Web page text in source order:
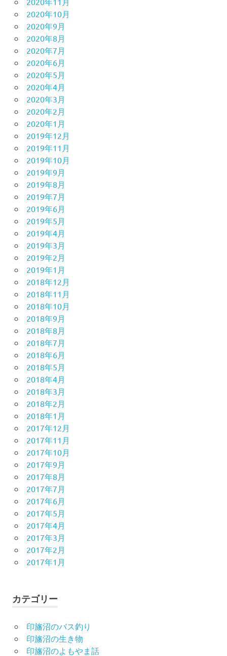
2020年10月
2020年9月
2020年8月
2020年7月
2020年6月
2020年5月
2020年4月
2020年3月
2020年2月
2020年1月
2019年12月
2019年11月
2019年10月
2019年9月
2019年8月
2019年7月
2019年6月
2019年5月
2019年4月
2019年3月
2019年2月
2019年1月
2018年12月
2018年11月
2018年10月
2018年9月
2018年8月
2018年7月
2018年6月
2018年5月
2018年4月
2018年3月
2018年2月
2018年1月
2017年12月
2017年11月
2017年10月
2017年9月
2017年8月
2017年7月
2017年6月
2017年5月
2017年4月
2017年3月
2017年2月
2017年1月
カテゴリー
印旛沼のバス釣り
印旛沼の生き物
印旛沼のよもやま話